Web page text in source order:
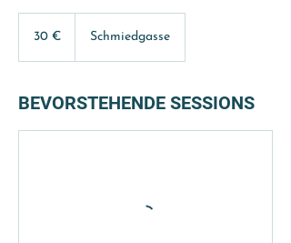
30 € Schmiedgasse
BEVORSTEHENDE SESSIONS